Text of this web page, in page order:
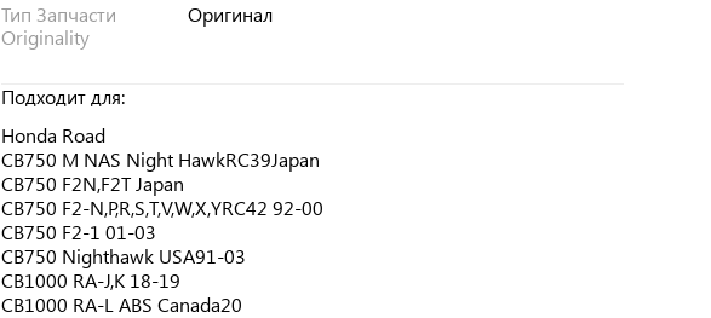
Тип Запчасти
Originality
Оригинал
Подходит для:
Honda Road
CB750 M NAS Night HawkRC39Japan
CB750 F2N,F2T Japan
CB750 F2-N,P,R,S,T,V,W,X,YRC42 92-00
CB750 F2-1 01-03
CB750 Nighthawk USA91-03
CB1000 RA-J,K 18-19
CB1000 RA-L ABS Canada20